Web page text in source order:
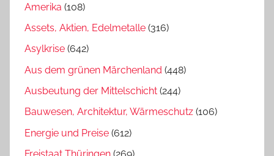
Amerika (108)
Assets, Aktien, Edelmetalle (316)
Asylkrise (642)
Aus dem grünen Märchenland (448)
Ausbeutung der Mittelschicht (244)
Bauwesen, Architektur, Wärmeschutz (106)
Energie und Preise (612)